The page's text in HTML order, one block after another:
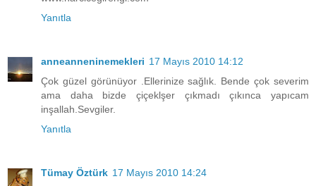
Yanıtla
anneanneninemekleri 17 Mayıs 2010 14:12
Çok güzel görünüyor .Ellerinize sağlık. Bende çok severim
ama daha bizde çiçeklşer çıkmadı çıkınca yapıcam
inşallah.Sevgiler.
Yanıtla
Tümay Öztürk 17 Mayıs 2010 14:24